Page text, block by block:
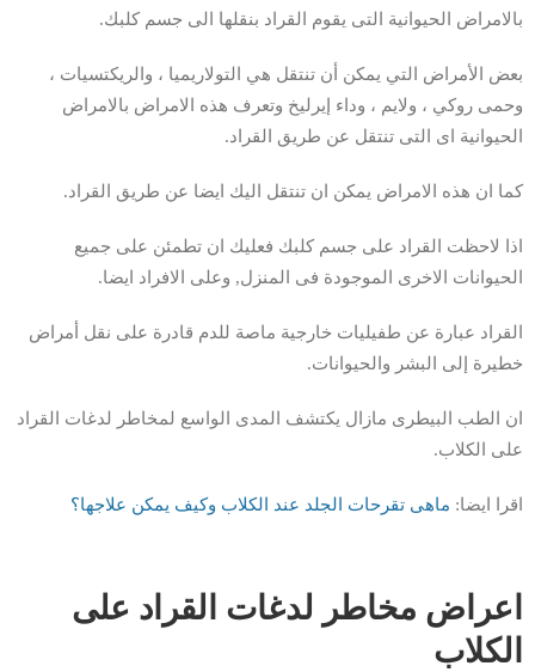
بالامراض الحيوانية التى يقوم القراد بنقلها الى جسم كلبك.
بعض الأمراض التي يمكن أن تنتقل هي التولاريميا ، والريكتسيات ،
وحمى روكي ، ولايم ، وداء إيرليخ وتعرف هذه الامراض بالامراض
الحيوانية اى التى تنتقل عن طريق القراد.
كما ان هذه الامراض يمكن ان تنتقل اليك ايضا عن طريق القراد.
اذا لاحظت القراد على جسم كلبك فعليك ان تطمئن على جميع
الحيوانات الاخرى الموجودة فى المنزل, وعلى الافراد ايضا.
القراد عبارة عن طفيليات خارجية ماصة للدم قادرة على نقل أمراض
خطيرة إلى البشر والحيوانات.
ان الطب البيطرى مازال يكتشف المدى الواسع لمخاطر لدغات القراد
على الكلاب.
اقرا ايضا: ماهى تقرحات الجلد عند الكلاب وكيف يمكن علاجها؟
اعراض مخاطر لدغات القراد على
الكلاب